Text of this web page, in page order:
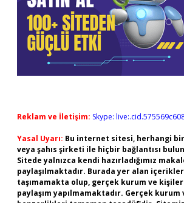
Reklam ve İletişim: Skype:
Yasal Uyarı: Bu internet sitesi, herhangi
veya şahıs şirketi ile hiçbir bağlantısı
Sitede yalnızca kendi hazırladığımız
paylaşılmaktadır. Burada yer alan
taşımamakta olup, gerçek kurum ve kişiler
paylaşım yapılmamaktadır. Gerçek